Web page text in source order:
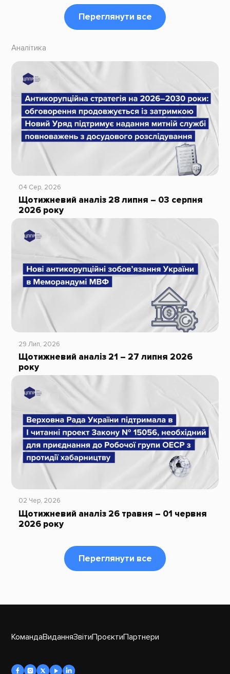
Переглянути все
Аналітика
04 Сер, 2026
Щотижневий аналіз 28 липня – 03 серпня
2026 року
29 Лип, 2026
Щотижневий аналіз 21 – 27 липня 2026
року
02 Чер, 2026
Щотижневий аналіз 26 травня – 01 червня
2026 року
Переглянути все
КомандаВиданняЗвітиПроєктиПартнери